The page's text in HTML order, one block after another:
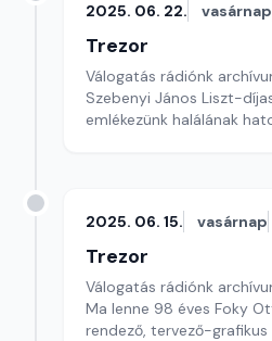
2025. 06. 22. vasárnap
Trezor
Válogatás rádiónk
Szebenyi János Liszt-
emlékezünk halálának
2025. 06. 15. vasárnap
Trezor
Válogatás rádiónk
Ma lenne 98 éves Foky
rendező, tervező-grafikus